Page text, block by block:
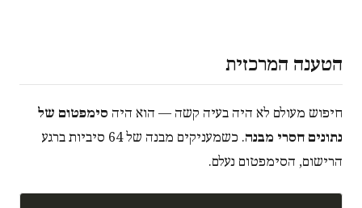
הטענה המרכזית
חיפוש מעולם לא היה בעיה קשה — הוא היה סימפטום של
נתונים חסרי מבנה
. כשמעניקים מבנה של 64 סיביות ברגע
הרישום, הסימפטום נעלם.